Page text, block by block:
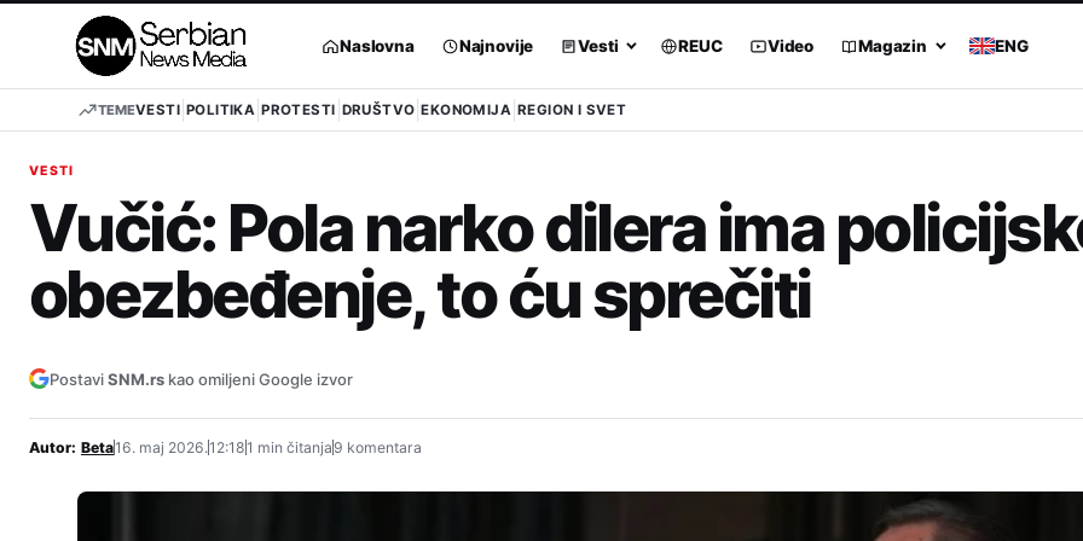
Naslovna Najnovije Vesti REUC Video Magazin ENG
TEMEVESTI POLITIKA PROTESTI DRUŠTVO EKONOMIJA REGION I SVET
VESTI
Vučić: Pola narko dilera ima
obezbeđenje, to ću sprečiti
PostaviSNM.rs kao omiljeni Google izvor
Autor: Beta16. maj 2026.12:181 min čitanja 9 komentara